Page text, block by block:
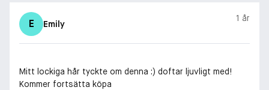
E Emily
1 år
Mitt lockiga hår tyckte om denna :) doftar ljuvligt med!
Kommer fortsätta köpa